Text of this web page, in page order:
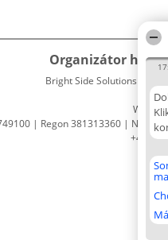
Organizátor
Bright Side Solutions sp. z o.
ul.
| Regon 381313360 | NIP
+48